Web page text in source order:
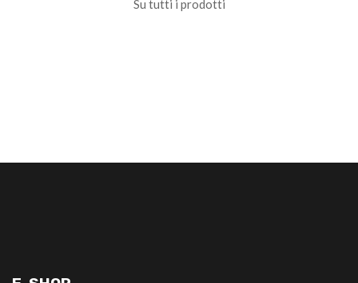
Su tutti i prodotti